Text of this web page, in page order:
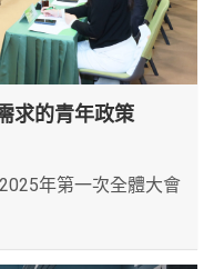
求的青年政策
年第一次全體大會